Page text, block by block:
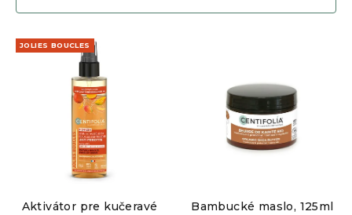
p
r
o
V
ý
JOLIES BOUCLES
Aktivátor pre kučeravé
Bambucké maslo, 125ml